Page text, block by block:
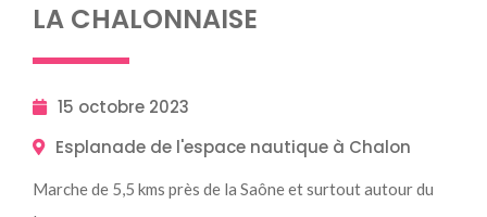
LA CHALONNAISE
15 octobre 2023
Esplanade de l'espace nautique à Chalon
Marche de 5,5 kms près de la Saône et surtout autour du